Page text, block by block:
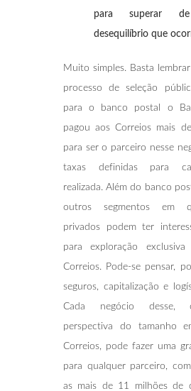
para superar
desequilíbrio que
Muito simples. Basta
processo de seleção
para o banco postal o
pagou aos Correios mais
para ser o parceiro nesse
taxas definidas para
realizada. Além do banco
outros segmentos em
privados podem ter
para exploração
Correios. Pode-se pensar,
seguros, capitalização e
Cada negócio desse,
perspectiva do tamanho
Correios, pode fazer uma
para qualquer parceiro,
as mais de 11 milhões de